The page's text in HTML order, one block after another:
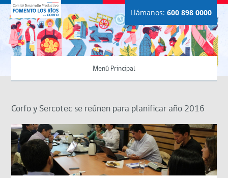
Llámanos: 600 898 0000
Menú Principal
Corfo y Sercotec se reúnen para planificar año 2016